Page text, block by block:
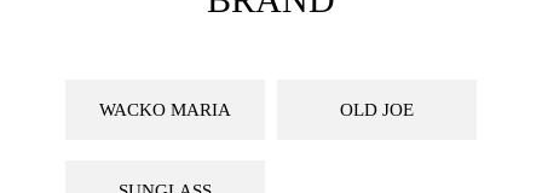
WACKO MARIA OLD JOE